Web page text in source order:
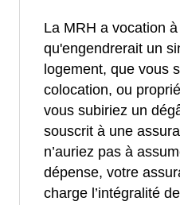
La MRH a vocation
qu'engendrerait un
logement, que vous
colocation, ou
vous subiriez un
souscrit à une
n’auriez pas à
dépense, votre
charge l’intégralité